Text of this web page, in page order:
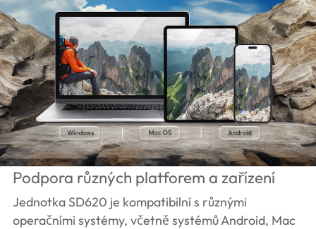
Podpora různých platforem a zařízení
Jednotka SD620 je kompatibilní s různými
operačními systémy, včetně systémů Android, Mac